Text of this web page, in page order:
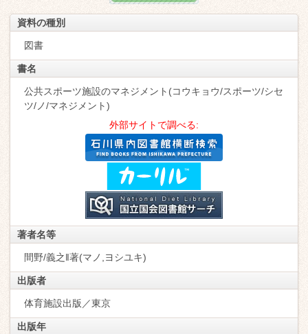
資料の種別
図書
書名
公共スポーツ施設のマネジメント(コウキョウ/スポーツ/シセ
ツ/ノ/マネジメント)
外部サイトで調べる:
著者名等
間野/義之‖著(マノ,ヨシユキ)
出版者
体育施設出版／東京
出版年